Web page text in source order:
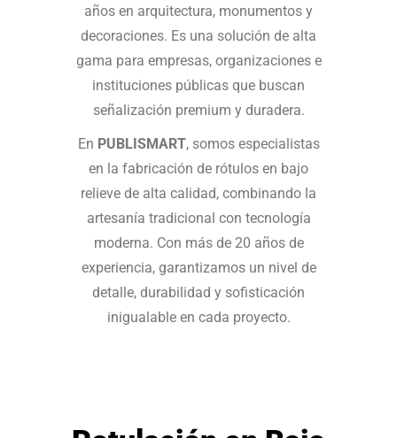
años en arquitectura, monumentos y
decoraciones. Es una solución de alta
gama para empresas, organizaciones e
instituciones públicas que buscan
señalización premium y duradera.
En PUBLISMART, somos especialistas
en la fabricación de rótulos en bajo
relieve de alta calidad, combinando la
artesanía tradicional con tecnología
moderna. Con más de 20 años de
experiencia, garantizamos un nivel de
detalle, durabilidad y sofisticación
inigualable en cada proyecto.